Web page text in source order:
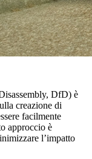
DfD) è
creazione di
facilmente
approccio è
l’impatto